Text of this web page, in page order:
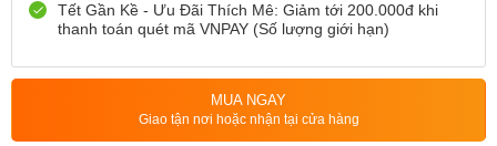
Tết Gần Kề - Ưu Đãi Thích Mê: Giảm tới 200.000đ khi
thanh toán quét mã VNPAY (Số lượng giới hạn)
MUA NGAY
Giao tận nơi hoặc nhận tại cửa hàng